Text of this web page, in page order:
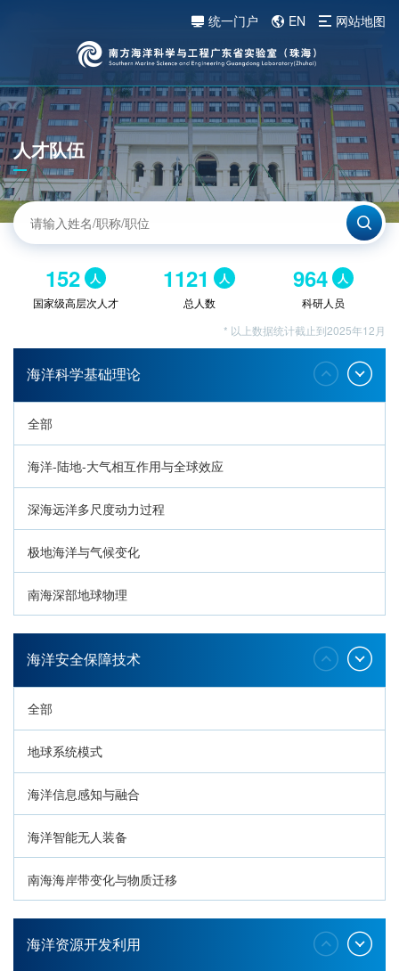
统一门户 EN 网站地图
人才队伍
152 人
国家级高层次人才
1121 人
总人数
964 人
科研人员
* 以上数据统计截止到2025年12月
海洋科学基础理论
全部
海洋-陆地-大气相互作用与全球效应
深海远洋多尺度动力过程
极地海洋与气候变化
南海深部地球物理
深海生命与生态过程
海洋安全保障技术
全部
地球系统模式
海洋信息感知与融合
海洋智能无人装备
南海海岸带变化与物质迁移
环南海地质过程与灾害响应
海洋资源开发利用